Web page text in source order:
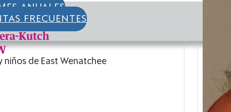
ANUALES
FRECUENTES
Kutch
de East Wenatchee